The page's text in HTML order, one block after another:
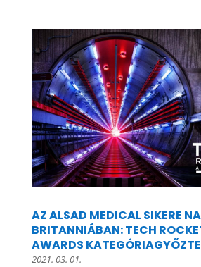
AZ ALSAD MEDICAL SIKERE
BRITANNIÁBAN: TECH
AWARDS
2021. 03. 01.